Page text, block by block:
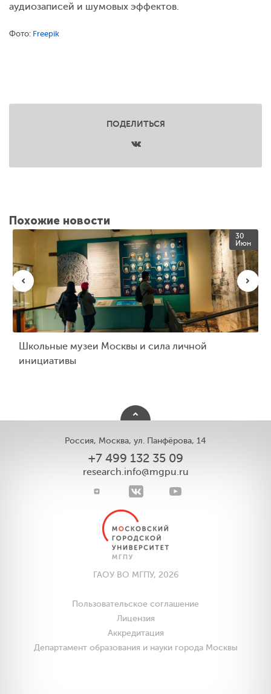
аудиозаписей и шумовых эффектов.
Фото: Freepik
ПОДЕЛИТЬСЯ
Похожие новости
30
Июн
Школьные музеи Москвы и сила личной
инициативы
Россия, Москва, ул. Панфёрова, 14
+7 499 132 35 09
research.info@mgpu.ru
ГАОУ ВО МГПУ, 2026
Пользовательское соглашение
Лицензия
Аккредитация
Департамент образования и науки города Москвы